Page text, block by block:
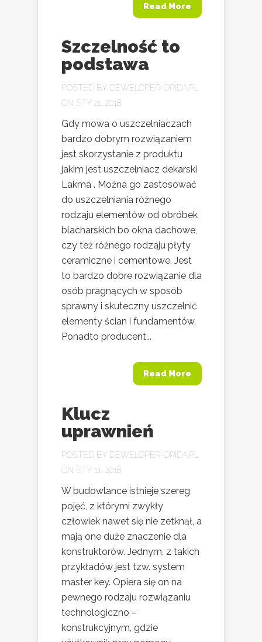
Read More
Szczelność to
podstawa
POSTED BY DEWELOPER-ORIDA.PL
ON STY 21, 2018
Gdy mowa o uszczelniaczach
bardzo dobrym rozwiązaniem
jest skorzystanie z produktu
jakim jest uszczelniacz dekarski
Lakma . Można go zastosować
do uszczelniania różnego
rodzaju elementów od obróbek
blacharskich bo okna dachowe,
czy też różnego rodzaju płyty
ceramiczne i cementowe. Jest
to bardzo dobre rozwiązanie dla
osób pragnących w sposób
sprawny i skuteczny uszczelnić
elementy ścian i fundamentów.
Ponadto producent...
Read More
Klucz
uprawnień
POSTED BY DEWELOPER-ORIDA.PL
ON STY 11, 2018
W budowlance istnieje szereg
pojęć, z którymi zwykły
człowiek nawet się nie zetknął, a
mają one duże znaczenie dla
konstruktorów. Jednym, z takich
przykładów jest tzw. system
master key. Opiera się on na
pewnego rodzaju rozwiązaniu
technologiczno –
konstrukcyjnym, gdzie